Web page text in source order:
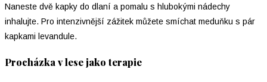
Naneste dvě kapky do dlaní a pomalu s hlubokými nádechy
inhalujte. Pro intenzivnější zážitek můžete smíchat meduňku s pár
kapkami levandule.
Procházka v lese jako terapie